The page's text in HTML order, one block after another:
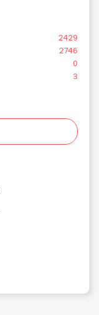
2429
2746
0
3